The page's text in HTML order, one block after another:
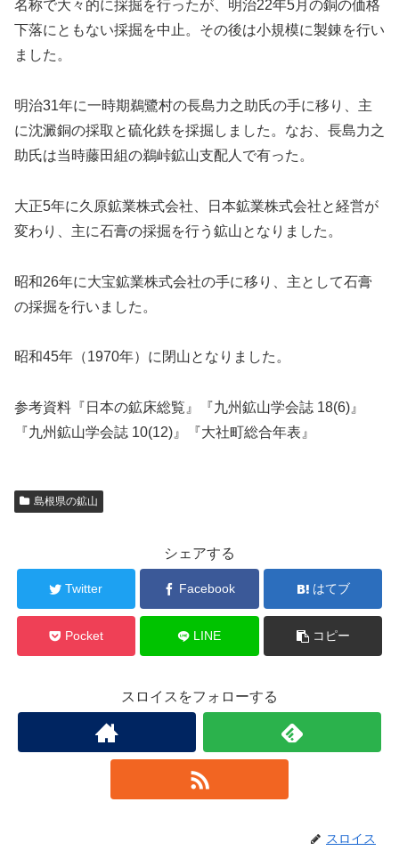
名称で大々的に採掘を行ったが、明治22年5月の銅の価格
下落にともない採掘を中止。その後は小規模に製錬を行い
ました。
明治31年に一時期鵜鷺村の長島力之助氏の手に移り、主
に沈澱銅の採取と硫化鉄を採掘しました。なお、長島力之
助氏は当時藤田組の鵜峠鉱山支配人で有った。
大正5年に久原鉱業株式会社、日本鉱業株式会社と経営が
変わり、主に石膏の採掘を行う鉱山となりました。
昭和26年に大宝鉱業株式会社の手に移り、主として石膏
の採掘を行いました。
昭和45年（1970年）に閉山となりました。
参考資料『日本の鉱床総覧』『九州鉱山学会誌 18(6)』
『九州鉱山学会誌 10(12)』『大社町総合年表』
島根県の鉱山
シェアする
Twitter Facebook はてブ
Pocket LINE コピー
スロイスをフォローする
スロイス